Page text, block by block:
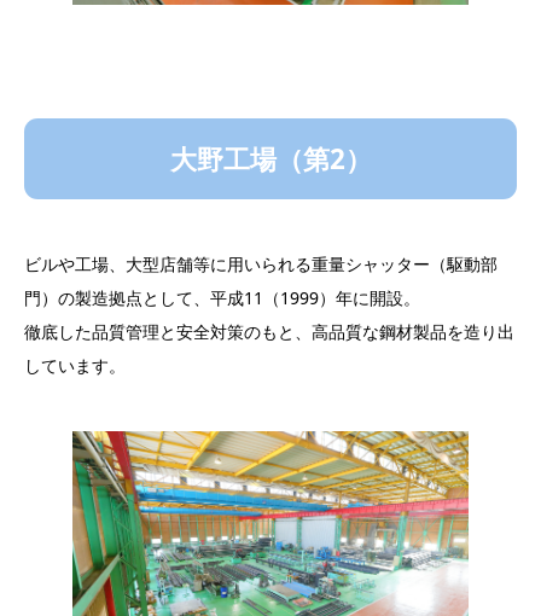
大野工場（第2）
ビルや工場、大型店舗等に用いられる重量シャッター（駆動部
門）の製造拠点として、平成11（1999）年に開設。
徹底した品質管理と安全対策のもと、高品質な鋼材製品を造り出
しています。